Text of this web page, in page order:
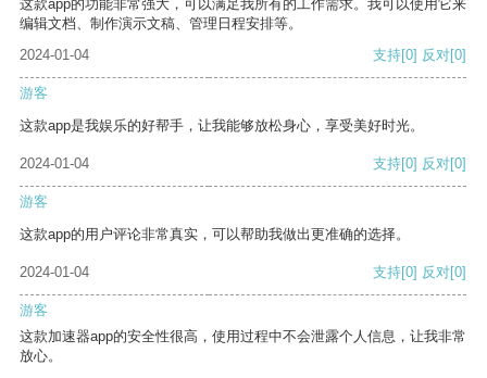
这款app的功能非常强大，可以满足我所有的工作需求。我可以使用它来
编辑文档、制作演示文稿、管理日程安排等。
2024-01-04
支持[0] 反对[0]
游客
这款app是我娱乐的好帮手，让我能够放松身心，享受美好时光。
2024-01-04 支持[0] 反对[0]
游客
这款app的用户评论非常真实，可以帮助我做出更准确的选择。
2024-01-04 支持[0] 反对[0]
游客
这款加速器app的安全性很高，使用过程中不会泄露个人信息，让我非常
放心。